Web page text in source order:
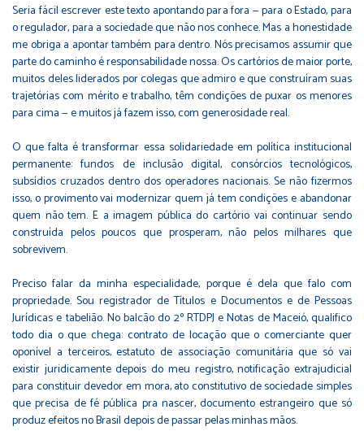
Seria fácil escrever este texto apontando para fora — para o Estado, para
o regulador, para a sociedade que não nos conhece. Mas a honestidade
me obriga a apontar também para dentro. Nós precisamos assumir que
parte do caminho é responsabilidade nossa. Os cartórios de maior porte,
muitos deles liderados por colegas que admiro e que construíram suas
trajetórias com mérito e trabalho, têm condições de puxar os menores
para cima — e muitos já fazem isso, com generosidade real.
O que falta é transformar essa solidariedade em política institucional
permanente: fundos de inclusão digital, consórcios tecnológicos,
subsídios cruzados dentro dos operadores nacionais. Se não fizermos
isso, o provimento vai modernizar quem já tem condições e abandonar
quem não tem. E a imagem pública do cartório vai continuar sendo
construída pelos poucos que prosperam, não pelos milhares que
sobrevivem.
Preciso falar da minha especialidade, porque é dela que falo com
propriedade. Sou registrador de Títulos e Documentos e de Pessoas
Jurídicas e tabelião. No balcão do 2º RTDPJ e Notas de Maceió, qualifico
todo dia o que chega: contrato de locação que o comerciante quer
oponível a terceiros, estatuto de associação comunitária que só vai
existir juridicamente depois do meu registro, notificação extrajudicial
para constituir devedor em mora, ato constitutivo de sociedade simples
que precisa de fé pública pra nascer, documento estrangeiro que só
produz efeitos no Brasil depois de passar pelas minhas mãos.